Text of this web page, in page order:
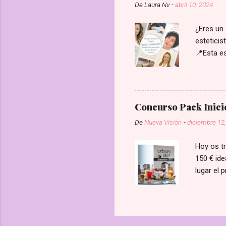
DeLaura Nv -abril 10, 2024
¿Eres
📍Esta
Concurso Pack
DeNueva Visión -diciembre
Hoy os
150 €
lugar el